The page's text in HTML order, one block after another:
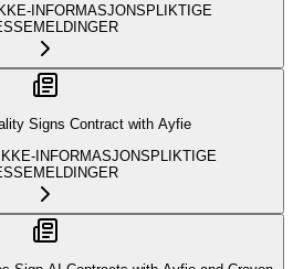
IKKE-INFORMASJONSPLIKTIGE
Signs Contract with Ayfie
INFORMASJONSPLIKTIGE